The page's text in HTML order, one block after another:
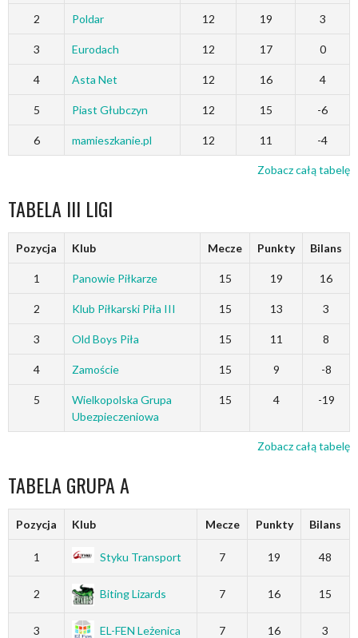
2 Poldar 12 19 3
3 Eurodach 12 17 0
4 Asta Net 12 16 4
5 Piast Głubczyn 12 15 -6
6 mamieszkanie.pl 12 11 -4
Zobacz całą tabelę
TABELA III LIGI
Pozycja Klub Mecze Punkty Bilans
1 Panowie Piłkarze 15 19 16
2 Klub Piłkarski Piła III 15 13 3
3 Old Boys Piła 15 11 8
4 Zamoście 15 9 -8
5
Wielkopolska Grupa
Ubezpieczeniowa
15 4 -19
Zobacz całą tabelę
TABELA GRUPA A
Pozycja Klub Mecze Punkty Bilans
1 Styku Transport 7 19 48
2 Biting Lizards 7 16 15
3 EL-FEN Leżenica 7 16 3